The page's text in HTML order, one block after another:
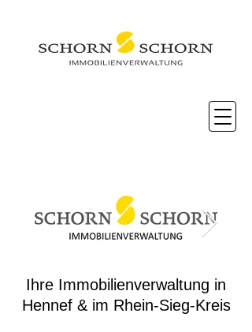
Ihre Immobilienverwaltung in
Hennef & im Rhein-Sieg-Kreis